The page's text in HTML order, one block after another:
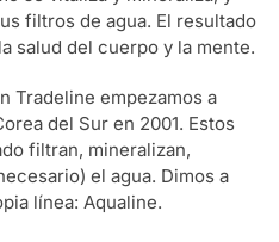
filtros de agua. El resultado
salud del cuerpo y la mente.
Tradeline empezamos a
del Sur en 2001. Estos
filtran, mineralizan,
el agua. Dimos a
línea: Aqualine.